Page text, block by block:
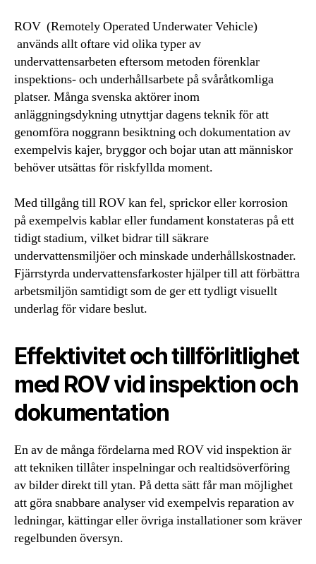
ROV (Remotely Operated Underwater Vehicle)
används allt oftare vid olika typer av
undervattensarbeten eftersom metoden förenklar
inspektions- och underhållsarbete på svåråtkomliga
platser. Många svenska aktörer inom
anläggningsdykning utnyttjar dagens teknik för att
genomföra noggrann besiktning och dokumentation av
exempelvis kajer, bryggor och bojar utan att människor
behöver utsättas för riskfyllda moment.
Med tillgång till ROV kan fel, sprickor eller korrosion
på exempelvis kablar eller fundament konstateras på ett
tidigt stadium, vilket bidrar till säkrare
undervattensmiljöer och minskade underhållskostnader.
Fjärrstyrda undervattensfarkoster hjälper till att förbättra
arbetsmiljön samtidigt som de ger ett tydligt visuellt
underlag för vidare beslut.
Effektivitet och tillförlitlighet
med ROV vid inspektion och
dokumentation
En av de många fördelarna med ROV vid inspektion är
att tekniken tillåter inspelningar och realtidsöverföring
av bilder direkt till ytan. På detta sätt får man möjlighet
att göra snabbare analyser vid exempelvis reparation av
ledningar, kättingar eller övriga installationer som kräver
regelbunden översyn.